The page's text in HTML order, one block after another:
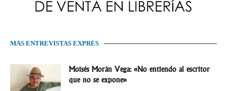
MÁS ENTREVISTAS EXPRÉS
Moisés Morán Vega: «No entiendo al escritor
que no se expone»